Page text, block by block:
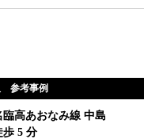
参考事例
臨高あおなみ線 中島
歩 5 分